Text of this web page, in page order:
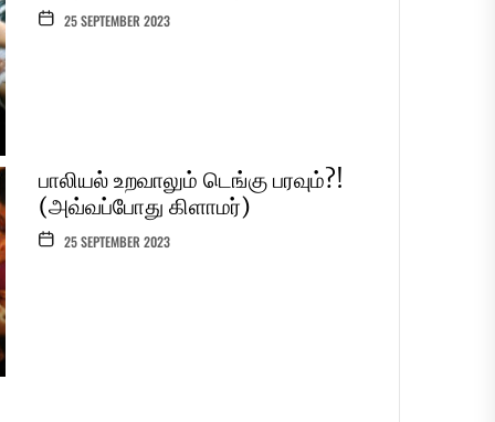
25 SEPTEMBER 2023
போர்னோகிராபியை பற்றி பெண்கள்
என்ன நினைக்கிறார்கள்?!
(அவ்வப்போது கிளாமர்)